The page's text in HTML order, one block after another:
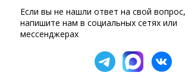
Если вы не нашли ответ на свой
напишите нам в социальных сетях или
мессенджерах